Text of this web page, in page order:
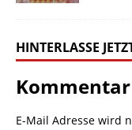
HINTERLASSE
E-Mail Adresse wird